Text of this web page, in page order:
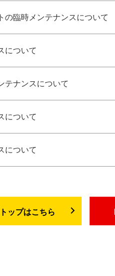
の臨時メンテナンスについて
について
テナンスについて
について
について
ップはこちら